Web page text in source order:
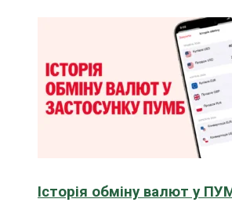
Історія обміну валют у